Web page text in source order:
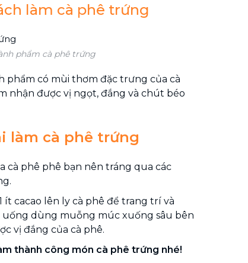
làm cà phê trứng
phẩm cà phê trứng
phẩm có mùi thơm đặc trưng của cà
nhận được vị ngọt, đắng và chút béo
làm cà phê trứng
cà phê phê bạn nên tráng qua các
ít cacao lên ly cà phê để trang trí và
uống dùng muỗng múc xuống sâu bên
vị đắng của cà phê.
thành công món cà phê trứng nhé!